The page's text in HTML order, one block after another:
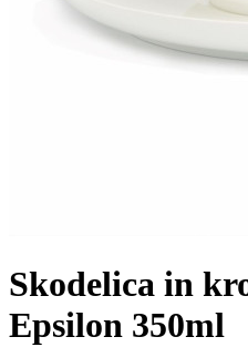
Skodelica in
Epsilon 350ml